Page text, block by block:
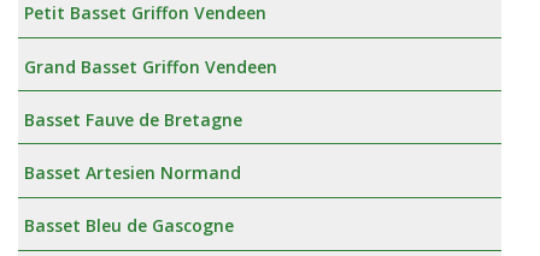
Petit Basset Griffon Vendeen
Grand Basset Griffon Vendeen
Basset Fauve de Bretagne
Basset Artesien Normand
Basset Bleu de Gascogne